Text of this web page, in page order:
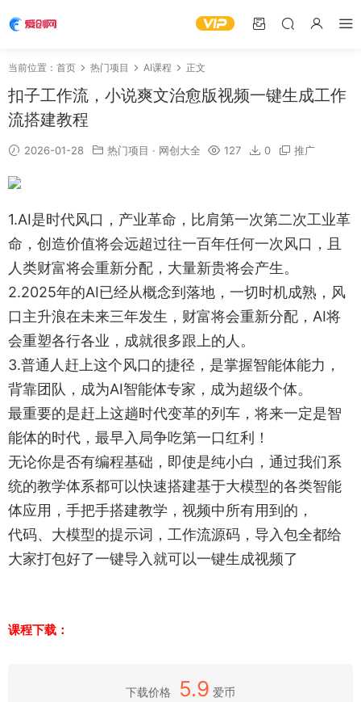
当前位置： 首页 热门项目 AI课程 正文
扣子工作流，小说爽文治愈版视频一键生成工作
流搭建教程
2026-01-28 热门项目 · 网创大全 127 0 推广
1.AI是时代风口，产业革命，比肩第一次第二次工业革
命，创造价值将会远超过往一百年任何一次风口，且
人类财富将会重新分配，大量新贵将会产生。
2.2025年的AI已经从概念到落地，一切时机成熟，风
口主升浪在未来三年发生，财富将会重新分配，AI将
会重塑各行各业，成就很多跟上的人。
3.普通人赶上这个风口的捷径，是掌握智能体能力，
背靠团队，成为AI智能体专家，成为超级个体。
最重要的是赶上这趟时代变革的列车，将来一定是智
能体的时代，最早入局争吃第一口红利！
无论你是否有编程基础，即使是纯小白，通过我们系
统的教学体系都可以快速搭建基于大模型的各类智能
体应用，手把手搭建教学，视频中所有用到的，
代码、大模型的提示词，工作流源码，导入包全都给
大家打包好了一键导入就可以一键生成视频了
课程下载：
下载价格 5.9 爱币